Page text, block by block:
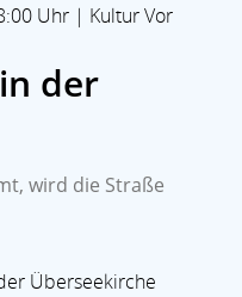
Uhr | Kultur Vor
der
wird die Straße
Überseekirche